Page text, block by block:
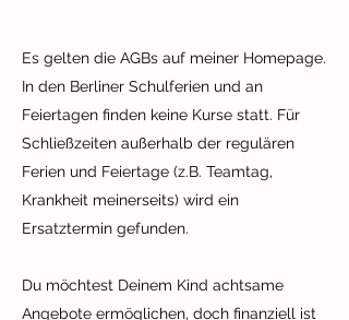
Es gelten die AGBs auf meiner Homepage.
In den Berliner Schulferien und an
Feiertagen finden keine Kurse statt. Für
Schließzeiten außerhalb der regulären
Ferien und Feiertage (z.B. Teamtag,
Krankheit meinerseits) wird ein
Ersatztermin gefunden.
Du möchtest Deinem Kind achtsame
Angebote ermöglichen, doch finanziell ist